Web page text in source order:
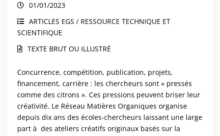
Matières Organiques
01/01/2023
ARTICLES EGS / RESSOURCE TECHNIQUE ET
SCIENTIFIQUE
TEXTE BRUT OU ILLUSTRÉ
Concurrence, compétition, publication, projets,
financement, carrière : les chercheurs sont « pressés
comme des citrons ». Ces pressions peuvent briser leur
créativité. Le Réseau Matières Organiques organise
depuis dix ans des écoles-chercheurs laissant une large
part à des ateliers créatifs originaux basés sur la